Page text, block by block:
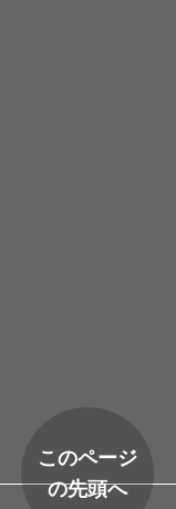
このページ
の先頭へ